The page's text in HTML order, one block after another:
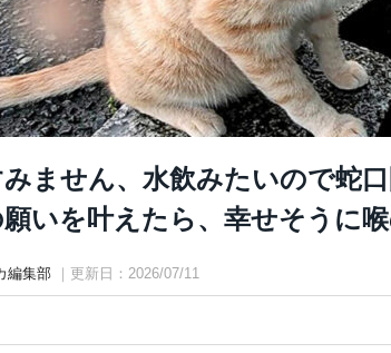
みません、水飲みたいので蛇
いを叶えたら、幸せそうに
編集部 ｜更新日：2026/07/11